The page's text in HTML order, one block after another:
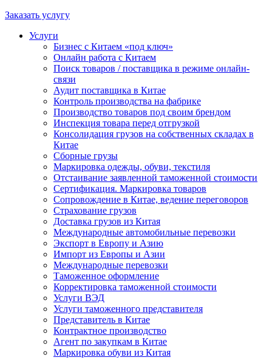
Заказать услугу
Услуги
Бизнес с Китаем «под ключ»
Онлайн работа с Китаем
Поиск товаров / поставщика в режиме онлайн-
связи
Аудит поставщика в Китае
Контроль производства на фабрике
Производство товаров под своим брендом
Инспекция товара перед отгрузкой
Консолидация грузов на собственных складах в
Китае
Сборные грузы
Маркировка одежды, обуви, текстиля
Отстаивание заявленной таможенной стоимости
Сертификация. Маркировка товаров
Сопровождение в Китае, ведение переговоров
Страхование грузов
Доставка грузов из Китая
Международные автомобильные перевозки
Экспорт в Европу и Азию
Импорт из Европы и Азии
Международные перевозки
Таможенное оформление
Корректировка таможенной стоимости
Услуги ВЭД
Услуги таможенного представителя
Представитель в Китае
Контрактное производство
Агент по закупкам в Китае
Маркировка обуви из Китая